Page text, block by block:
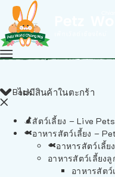
ไม่มีสินค้าในตะกร้า
Back
สัตว์เลี้ยง – Live Pets
อาหารสัตว์เลี้ยง –
อาหารสัตว์เลี้ย
อาหารสัตว์เลี้ยง
อาหารสัตว์